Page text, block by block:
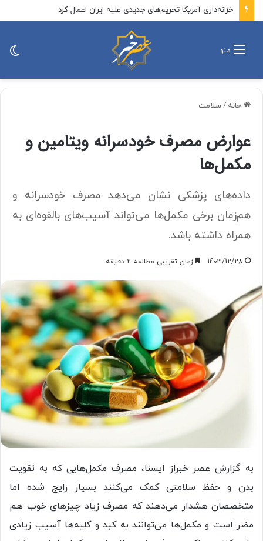
منو
خانه /سلامت
عوارض مصرف خودسرانه ویتامین و
مکمل‌ها
داده‌های پزشکی نشان می‌دهد مصرف خودسرانه و
هم‌زمان برخی مکمل‌ها می‌تواند آسیب‌های بالقوه‌ای به
همراه داشته باشد.
1403/12/28 زمان تقریبی مطالعه 2 دقیقه
به گزارش عصر خبراز ایسنا، مصرف مکمل‌هایی که به تقویت
بدن و حفظ سلامتی کمک می‌کنند بسیار رایج شده اما
متخصصان هشدار می‌دهند که مصرف زیاد چیزهای خوب هم
مضر است و مکمل‌ها می‌توانند به کبد و کلیه‌ها آسیب زیادی